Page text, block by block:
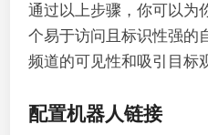
通过以上步骤，你可以为
个易于访问且标识性强的
频道的可见性和吸引目标
配置机器人链接